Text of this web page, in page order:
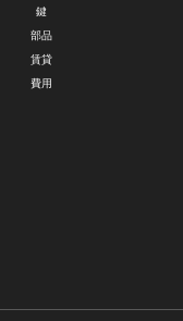
鍵
部品
賃貸
費用